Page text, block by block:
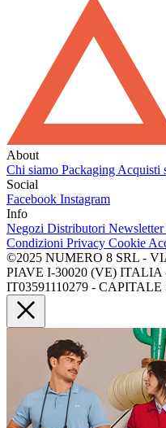
About
Chi siamo Packaging Acquisti
Social
Facebook Instagram
Info
Negozi Distributori Newsletter
Condizioni Privacy Cookie
©2025 NUMERO 8 SRL -
PIAVE I-30020 (VE) ITALIA
IT03591110279 -